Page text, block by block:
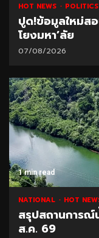
HOT NEWS POLITICS
ปูด!ข้อมูลใหม่ส
โยงมหา’ลัย
07/08/2026
1 min read
NATIONAL HOT
สรุปสถานการณ์
ส.ค. 69